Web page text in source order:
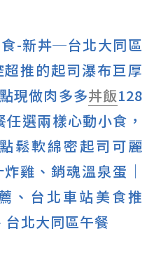
-新丼─台北大同區
推的起司瀑布巨厚
現做肉多多丼飯128
選兩樣心動小食，
鬆軟綿密起司可麗
雞、銷魂溫泉蛋│
、台北車站美食推
北大同區午餐